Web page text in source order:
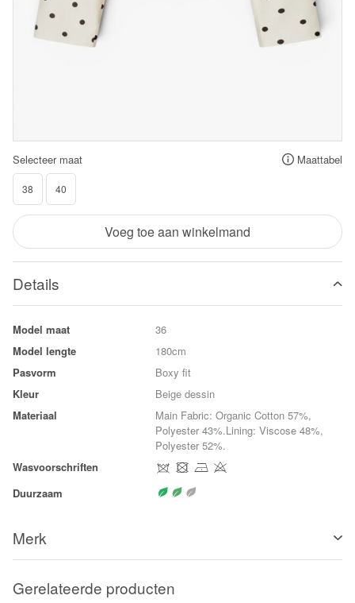
Selecteer maat Maattabel
38 40
Voeg toe aan winkelmand
Details
Model maat
36
Model lengte
180cm
Pasvorm
Boxy fit
Kleur
Beige dessin
Materiaal
Main Fabric: Organic Cotton 57%,
Polyester 43%.Lining: Viscose 48%,
Polyester 52%.
Wasvoorschriften
Duurzaam
Merk
Gerelateerde producten